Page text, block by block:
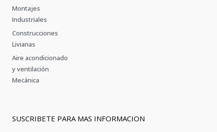
Montajes
Industriales
Construcciones
Livianas
Aire acondicionado
y ventilación
Mecánica
SUSCRIBETE PARA MAS INFORMACION